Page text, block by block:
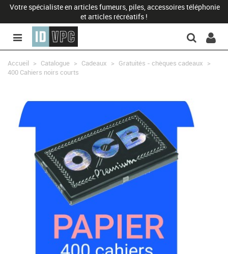
Votre spécialiste en articles fumeurs, piles, accessoires téléphonie
et articles récréatifs !
Accueil > Catalogue > Cadeaux > Gratuités - chèques cadeaux >
400 Cahiers noirs courts